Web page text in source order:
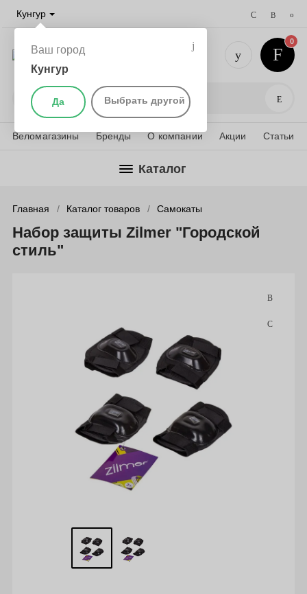
Кунгур
Ваш город
Кунгур
Да Выбрать другой Поиск
+7 (952)
0
Веломагазины Бренды О компании Акции Статьи
Каталог
Главная Каталог товаров Самокаты
Набор защиты Zilmer "Городской
стиль"